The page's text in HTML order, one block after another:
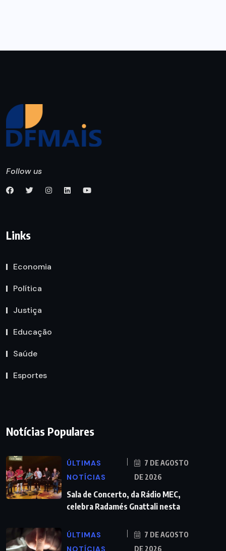
Follow us
Links
Economia
Política
Justiça
Educação
Saúde
Esportes
Notícias Populares
ÚLTIMAS
NOTÍCIAS
7 DE AGOSTO
DE 2026
Sala de Concerto, da Rádio MEC,
celebra Radamés Gnattali nesta
ÚLTIMAS
NOTÍCIAS
7 DE AGOSTO
DE 2026